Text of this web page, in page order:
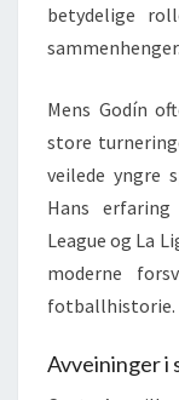
betydelige
sammenhenger.
Mens Godín
store
veilede yngre
Hans
League og La
moderne
fotballhistorie.
Avveininger i